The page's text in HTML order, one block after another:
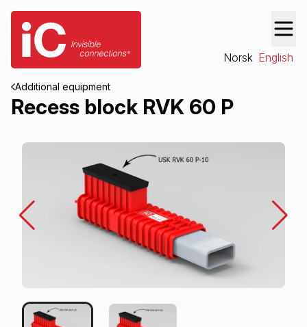
Norsk English
Additional equipment
Recess block RVK 60 P